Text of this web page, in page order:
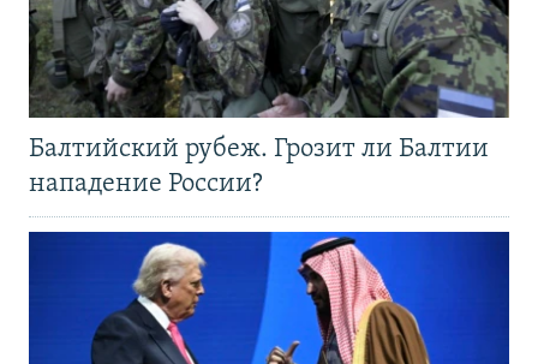
Балтийский рубеж. Грозит ли Балтии
нападение России?